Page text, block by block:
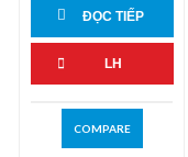
ĐỌC TIẾP
LH
COMPARE